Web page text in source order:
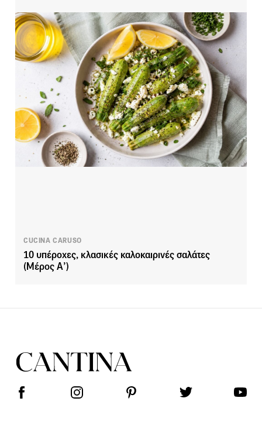
CUCINA CARUSO
10 υπέροχες, κλασικές καλοκαιρινές σαλάτες
(Μέρος Α’)